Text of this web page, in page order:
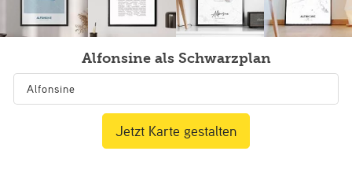
Alfonsine als Schwarzplan
Jetzt Karte gestalten